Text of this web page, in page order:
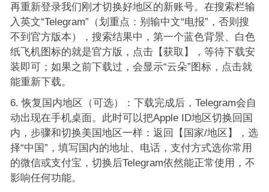
再重新登录我们刚才切换好地区的新账号。在搜索栏输
入英文“Telegram”（划重点：别输中文“电报”，否则搜
不到官方版本），搜索结果中，第一个蓝色背景、白色
纸飞机图标的就是官方版，点击【获取】，等待下载安
装即可；如果之前下载过，会显示“云朵”图标，点击就
能重新下载。
恢复国内地区（可选）：下载完成后，Telegram会自
动出现在手机桌面。此时可以把Apple ID地区切换回国
内，步骤和切换美国地区一样：返回【国家/地区】，选
择“中国”，填写国内的地址、电话，支付方式选你常用
的微信或支付宝，切换后Telegram依然能正常使用，不
影响任何功能。